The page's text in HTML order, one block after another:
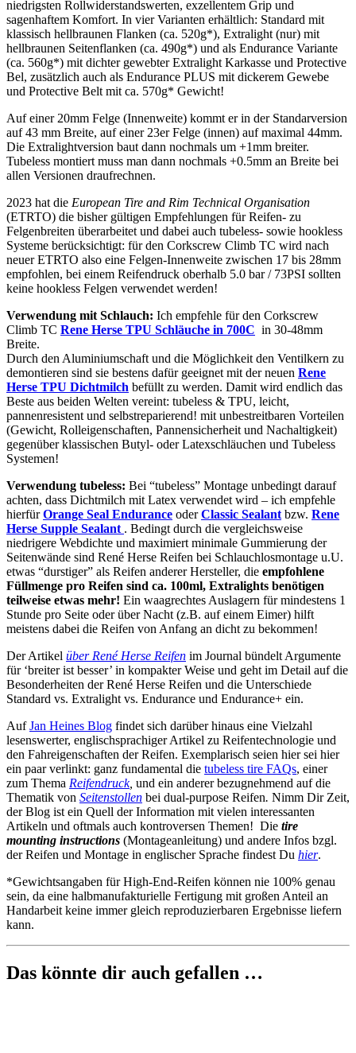
niedrigsten Rollwiderstandswerten, exzellentem Grip und
sagenhaftem Komfort. In vier Varianten erhältlich: Standard mit
klassisch hellbraunen Flanken (ca. 520g*), Extralight (nur) mit
hellbraunen Seitenflanken (ca. 490g*) und als Endurance Variante
(ca. 560g*) mit dichter gewebter Extralight Karkasse und Protective
Bel, zusätzlich auch als Endurance PLUS mit dickerem Gewebe
und Protective Belt mit ca. 570g* Gewicht!
Auf einer 20mm Felge (Innenweite) kommt er in der Standarversion
auf 43 mm Breite, auf einer 23er Felge (innen) auf maximal 44mm.
Die Extralightversion baut dann nochmals um +1mm breiter.
Tubeless montiert muss man dann nochmals +0.5mm an Breite bei
allen Versionen draufrechnen.
2023 hat die European Tire and Rim Technical Organisation
(ETRTO) die bisher gültigen Empfehlungen für Reifen- zu
Felgenbreiten überarbeitet und dabei auch tubeless- sowie hookless
Systeme berücksichtigt: für den Corkscrew Climb TC wird nach
neuer ETRTO also eine Felgen-Innenweite zwischen 17 bis 28mm
empfohlen, bei einem Reifendruck oberhalb 5.0 bar / 73PSI sollten
keine hookless Felgen verwendet werden!
Verwendung mit Schlauch: Ich empfehle für den Corkscrew
Climb TC Rene Herse TPU Schläuche in 700C in 30-48mm
Breite.
Durch den Aluminiumschaft und die Möglichkeit den Ventilkern zu
demontieren sind sie bestens dafür geeignet mit der neuen Rene
Herse TPU Dichtmilch befüllt zu werden. Damit wird endlich das
Beste aus beiden Welten vereint: tubeless & TPU, leicht,
pannenresistent und selbstreparierend! mit unbestreitbaren Vorteilen
(Gewicht, Rolleigenschaften, Pannensicherheit und Nachaltigkeit)
gegenüber klassischen Butyl- oder Latexschläuchen und Tubeless
Systemen!
Verwendung tubeless: Bei “tubeless” Montage unbedingt darauf
achten, dass Dichtmilch mit Latex verwendet wird – ich empfehle
hierfürOrange Seal Endurance oderClassic Sealant bzw. Rene
Herse Supple Sealant . Bedingt durch die vergleichsweise
niedrigere Webdichte und maximiert minimale Gummierung der
Seitenwände sind René Herse Reifen bei Schlauchlosmontage u.U.
etwas “durstiger” als Reifen anderer Hersteller, die empfohlene
Füllmenge pro Reifen sind ca. 100ml, Extralights benötigen
teilweise etwas mehr! Ein waagrechtes Auslagern für mindestens 1
Stunde pro Seite oder über Nacht (z.B. auf einem Eimer) hilft
meistens dabei die Reifen von Anfang an dicht zu bekommen!
Der Artikel über René Herse Reifen im Journal bündelt Argumente
für ‘breiter ist besser’ in kompakter Weise und geht im Detail auf die
Besonderheiten der René Herse Reifen und die Unterschiede
Standard vs. Extralight vs. Endurance und Endurance+ ein.
AufJan Heines Blog findet sich darüber hinaus eine Vielzahl
lesenswerter, englischsprachiger Artikel zu Reifentechnologie und
den Fahreigenschaften der Reifen. Exemplarisch seien hier sei hier
ein paar verlinkt: ganz fundamental die tubeless tire FAQs, einer
zum Thema Reifendruck, und ein anderer bezugnehmend auf die
Thematik von Seitenstollen bei dual-purpose Reifen. Nimm Dir Zeit,
der Blog ist ein Quell der Information mit vielen interessanten
Artikeln und oftmals auch kontroversen Themen! Die tire
mounting instructions (Montageanleitung) und andere Infos bzgl.
der Reifen und Montage in englischer Sprache findest Du hier.
*Gewichtsangaben für High-End-Reifen können nie 100% genau
sein, da eine halbmanufakturielle Fertigung mit großen Anteil an
Handarbeit keine immer gleich reproduzierbaren Ergebnisse liefern
kann.
Das könnte dir auch gefallen …